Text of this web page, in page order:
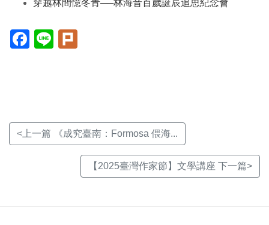
穿越林間憶冬青──林海音百歲誕辰追思紀念會
Facebook(另
開
Line(另
開
<上一篇 《成究臺南：Formosa 偎海...
【2025臺灣作家節】文學講座 下一篇>